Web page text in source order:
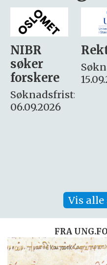
Rektor
Søknadsfrist:
15.09.2026
Vis
FRA